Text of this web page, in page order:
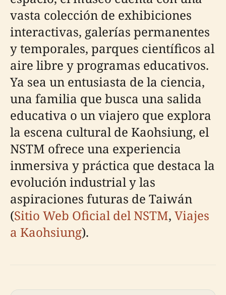
vasta colección de exhibiciones
interactivas, galerías permanentes
y temporales, parques científicos al
aire libre y programas educativos.
Ya sea un entusiasta de la ciencia,
una familia que busca una salida
educativa o un viajero que explora
la escena cultural de Kaohsiung, el
NSTM ofrece una experiencia
inmersiva y práctica que destaca la
evolución industrial y las
aspiraciones futuras de Taiwán
(Sitio Web Oficial del NSTM, Viajes
a Kaohsiung).